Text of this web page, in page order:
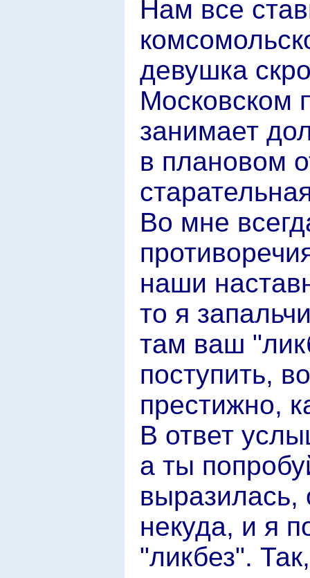
Нам все
девушка
Московском
занимает
в плановом
Во мне
наши
то я
там ваш
поступить,
престижно,
В ответ
а ты
выразилась,
некуда, и я
"ликбез".